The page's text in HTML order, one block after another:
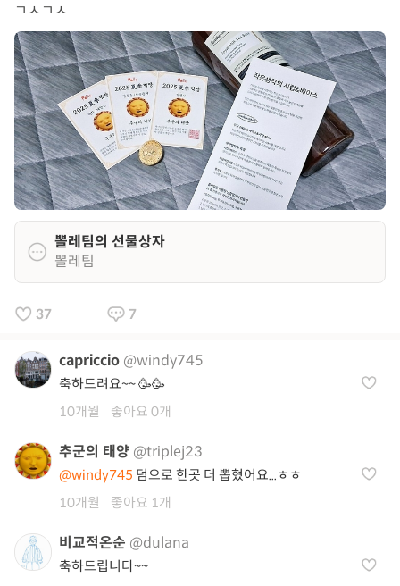
ㄱㅅㄱㅅ
뽈레팀의 선물상자
뽈레팀
37 7
capriccio @windy745
축하드려요~~ 🥳🥳
10개월
좋아요 0개
추군의 태양 @triplej23
@windy745 덤으로 한곳 더 뽑혔어요...ㅎㅎ
10개월
좋아요 1개
비교적온순 @dulana
축하드립니다~~